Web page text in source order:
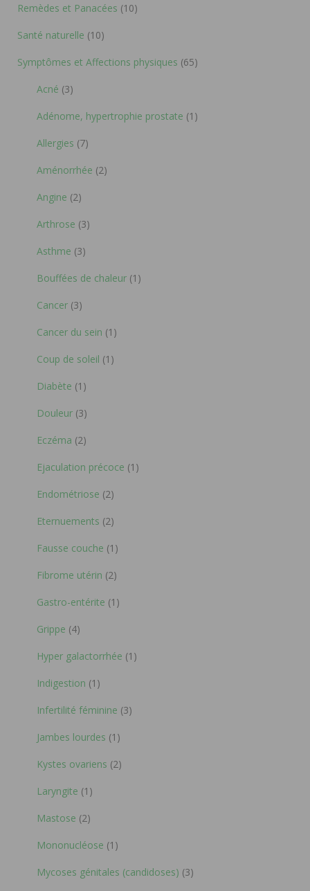
Remèdes et Panacées (10)
Santé naturelle (10)
Symptômes et Affections physiques (65)
Acné (3)
Adénome, hypertrophie prostate (1)
Allergies (7)
Aménorrhée (2)
Angine (2)
Arthrose (3)
Asthme (3)
Bouffées de chaleur (1)
Cancer (3)
Cancer du sein (1)
Coup de soleil (1)
Diabète (1)
Douleur (3)
Eczéma (2)
Ejaculation précoce (1)
Endométriose (2)
Eternuements (2)
Fausse couche (1)
Fibrome utérin (2)
Gastro-entérite (1)
Grippe (4)
Hyper galactorrhée (1)
Indigestion (1)
Infertilité féminine (3)
Jambes lourdes (1)
Kystes ovariens (2)
Laryngite (1)
Mastose (2)
Mononucléose (1)
Mycoses génitales (candidoses) (3)